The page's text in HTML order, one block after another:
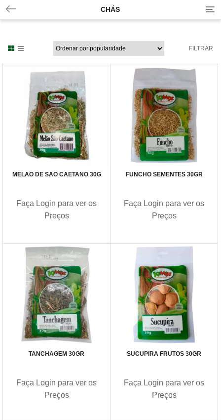
CHÁS
T
o
l
n
FILTRAR
MELÃO DE SÃO CAETANO 30G
Faça Login para ver os
Preços
FUNCHO SEMENTES 30GR
Faça Login para ver os
Preços
TANCHAGEM 30GR
Faça Login para ver os
Preços
SUCUPIRA FRUTOS 30GR
Faça Login para ver os
Preços